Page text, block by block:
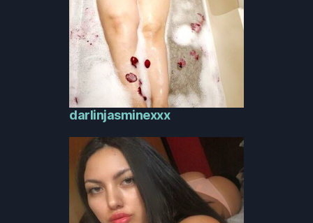
darlinjasminexxx